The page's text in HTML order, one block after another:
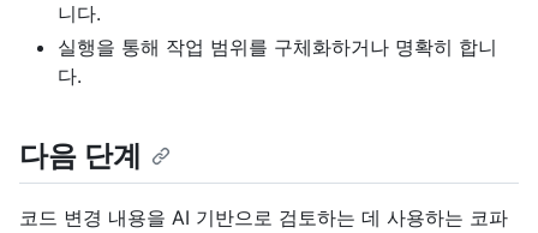
니다.
실행을 통해 작업 범위를 구체화하거나 명확히 합니
다.
다음 단계
코드 변경 내용을 AI 기반으로 검토하는 데 사용하는 코파